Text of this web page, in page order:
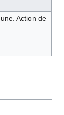
Action de